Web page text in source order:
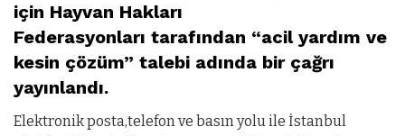
için Hayvan Hakları
Federasyonları tarafından “acil yardım ve
kesin çözüm” talebi adında bir çağrı
yayınlandı.
Elektronik posta,telefon ve basın yolu ile İstanbul